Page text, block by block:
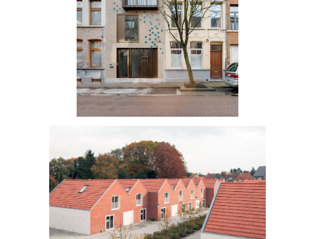
Eggestraat
Lembeke